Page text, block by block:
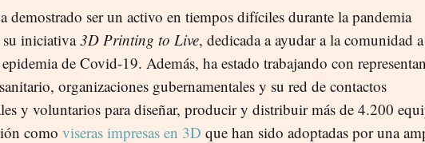
demostrado ser un activo en tiempos difíciles durante la pandemia
su iniciativa3D Printing to Live, dedicada a ayudar a la comunidad a
de Covid-19. Además, ha estado trabajando con
organizaciones gubernamentales y su red de contactos
y voluntarios para diseñar, producir y distribuir más de 4.200
como viseras impresas en 3D que han sido adoptadas por una